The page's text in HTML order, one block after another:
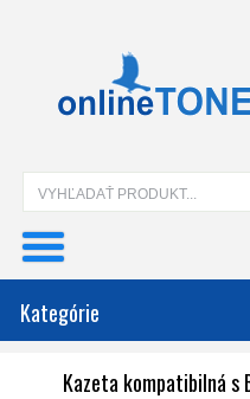
Kategórie
Kazeta kompatibilná s